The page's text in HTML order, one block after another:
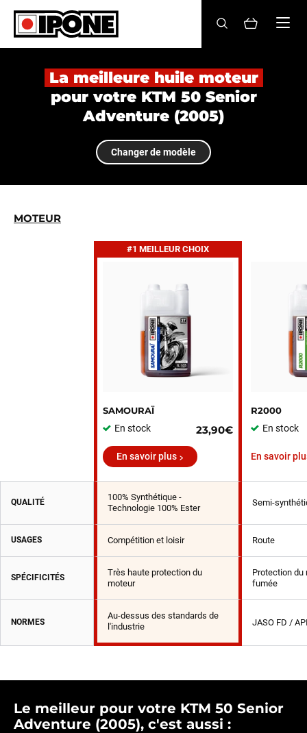
Ipone
HUILES MOTEUR
ENTRETIEN
MAINTENANCE
La meilleure huile moteur
pour votre KTM 50 Senior
Adventure (2005)
Changer de modèle
MOTEUR
#1 MEILLEUR CHOIX
SAMOURAÏ
En stock
23,90€
R2000
En stock
En savoir plus En savoir
QUALITÉ
100% Synthétique -
Technologie 100% Ester
Semi-
USAGES Compétition et loisir Route
SPÉCIFICITÉS
Très haute protection du
moteur
Protection du
fumée
NORMES
Au-dessus des standards de
l'industrie
JASO FD /
Le meilleur pour votre KTM 50 Senior
Adventure (2005), c'est aussi :